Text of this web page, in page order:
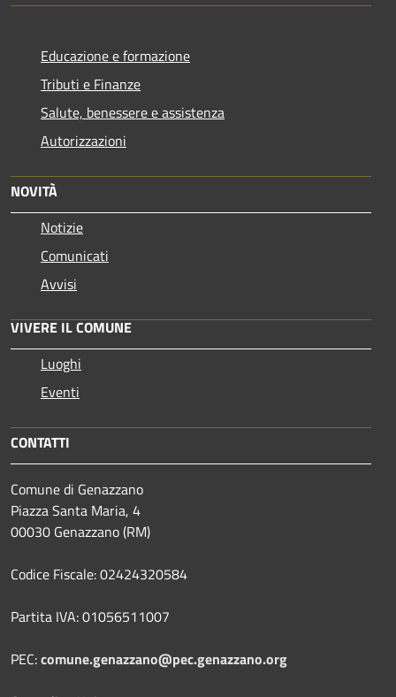
Educazione e formazione
Tributi e Finanze
Salute, benessere e assistenza
Autorizzazioni
NOVITÀ
Notizie
Comunicati
Avvisi
VIVERE IL COMUNE
Luoghi
Eventi
CONTATTI
Comune di Genazzano
Piazza Santa Maria, 4
00030 Genazzano (RM)
Codice Fiscale: 02424320584
Partita IVA: 01056511007
PEC:comune.genazzano@pec.genazzano.org